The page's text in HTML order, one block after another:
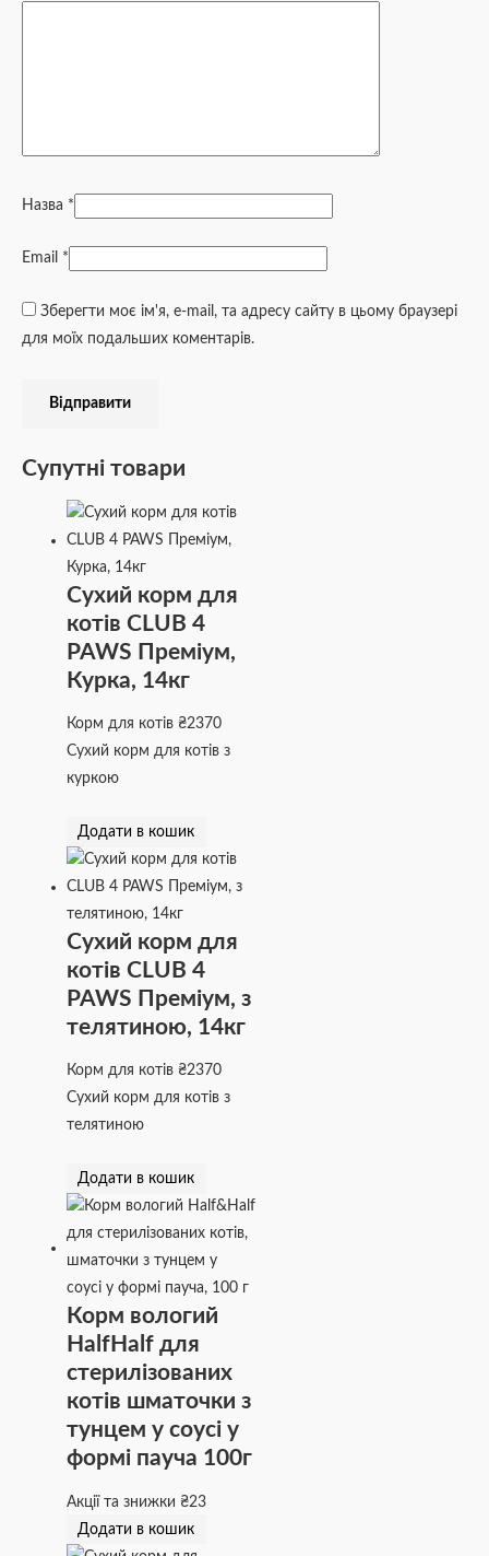
Назва *
Email *
Зберегти моє ім'я, e-mail, та адресу сайту в цьому браузері
для моїх подальших коментарів.
Супутні товари
Сухий корм для
котів CLUB 4
PAWS Преміум,
Курка, 14кг
Корм для котів₴2370
Сухий корм для котів з
куркою
Додати в кошик
Сухий корм для
котів CLUB 4
PAWS Преміум, з
телятиною, 14кг
Корм для котів₴2370
Сухий корм для котів з
телятиною
Додати в кошик
Корм вологий
HalfHalf для
стерилізованих
котів шматочки з
тунцем у соусі у
формі пауча 100г
Акції та знижки₴23
Додати в кошик